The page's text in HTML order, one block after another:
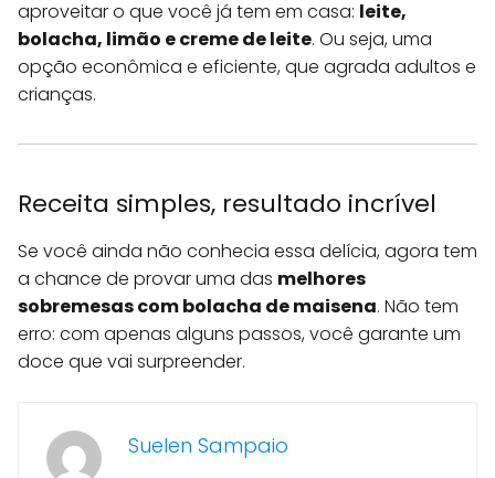
aproveitar o que você já tem em casa: leite,
bolacha, limão e creme de leite. Ou seja, uma
opção econômica e eficiente, que agrada adultos e
crianças.
Receita simples, resultado incrível
Se você ainda não conhecia essa delícia, agora tem
a chance de provar uma das melhores
sobremesas com bolacha de maisena. Não tem
erro: com apenas alguns passos, você garante um
doce que vai surpreender.
Suelen Sampaio